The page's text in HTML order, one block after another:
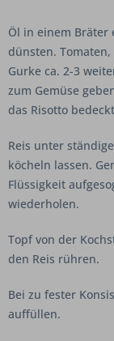
Öl in einem Bräter
dünsten.
Gurke ca. 2-3
zum Gemüse
das Risotto
Reis unter
köcheln lassen.
Flüssigkeit
wiederholen.
Topf von der
den Reis rühren.
Bei zu fester
auffüllen.